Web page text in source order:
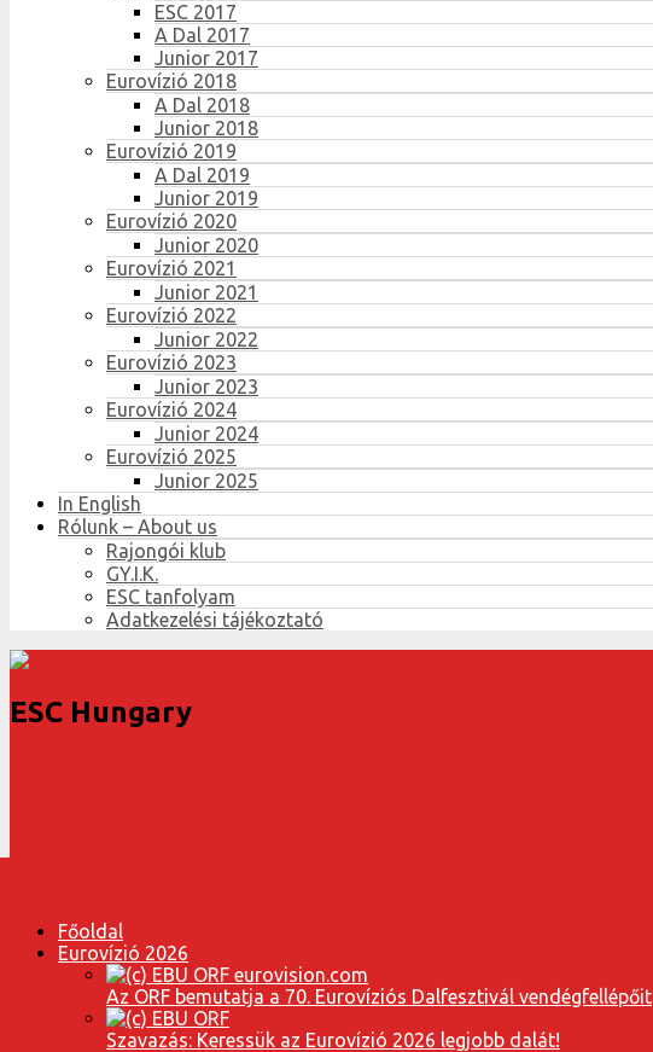
ESC 2017
A Dal 2017
Junior 2017
Eurovízió 2018
A Dal 2018
Junior 2018
Eurovízió 2019
A Dal 2019
Junior 2019
Eurovízió 2020
Junior 2020
Eurovízió 2021
Junior 2021
Eurovízió 2022
Junior 2022
Eurovízió 2023
Junior 2023
Eurovízió 2024
Junior 2024
Eurovízió 2025
Junior 2025
In English
Rólunk – About us
Rajongói klub
GY.I.K.
ESC tanfolyam
Adatkezelési tájékoztató
ESC Hungary
Főoldal
Eurovízió 2026
Az ORF bemutatja a 70. Eurovíziós Dalfesztivál vendégfellépőit
Szavazás: Keressük az Eurovízió 2026 legjobb dalát!